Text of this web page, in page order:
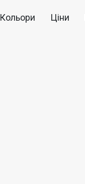
Кольори Ціни